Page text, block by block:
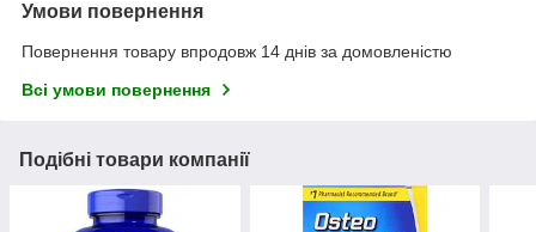
Умови повернення
Повернення товару впродовж 14 днів за домовленістю
Всі умови повернення
Подібні товари компанії